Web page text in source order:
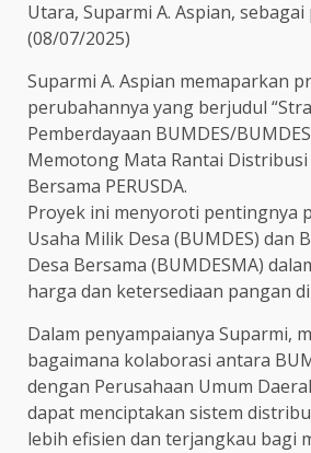
Utara, Suparmi A. Aspian,
(08/07/2025)
Suparmi A. Aspian memaparkan
perubahannya yang berjudul
Pemberdayaan BUMDES/
Memotong Mata Rantai Distribusi
Bersama PERUSDA.
Proyek ini menyoroti pentingnya
Usaha Milik Desa (BUMDES) dan
Desa Bersama (BUMDESMA)
harga dan ketersediaan pangan
Dalam penyampaianya Suparmi,
bagaimana kolaborasi antara
dengan Perusahaan Umum
dapat menciptakan sistem
lebih efisien dan terjangkau bagi